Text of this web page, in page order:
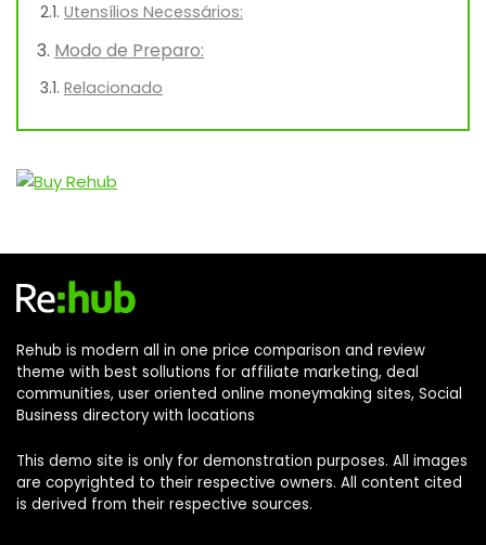
Utensílios Necessários:
Modo de Preparo:
Relacionado
Rehub is modern all in one price comparison and review
theme with best sollutions for affiliate marketing, deal
communities, user oriented online moneymaking sites, Social
Business directory with locations
This demo site is only for demonstration purposes. All images
are copyrighted to their respective owners. All content cited
is derived from their respective sources.